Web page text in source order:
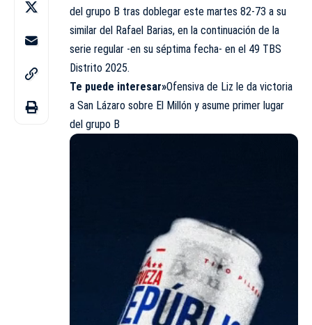
del grupo B tras doblegar este martes 82-73 a su
similar del Rafael Barias, en la continuación de la
serie regular -en su séptima fecha- en el 49 TBS
Distrito 2025.
Te puede interesar»Ofensiva de Liz le da victoria
a San Lázaro sobre El Millón y asume primer lugar
del grupo B